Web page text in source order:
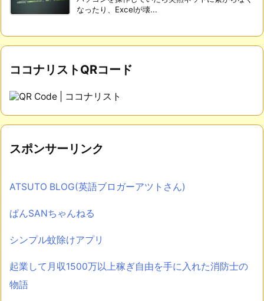
なったり、Excelが壊...
ココナリストQRコード
スポンサーリンク
ATSUTO BLOG(英語ブロガーアツトさん)
ぱんSANちゃんねる
シンプル蚊除けアプリ
起業して月収1500万以上稼ぎ自由を手に入れた消防士の
物語